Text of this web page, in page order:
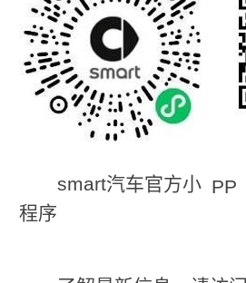
smart汽车官方小
程序
PP